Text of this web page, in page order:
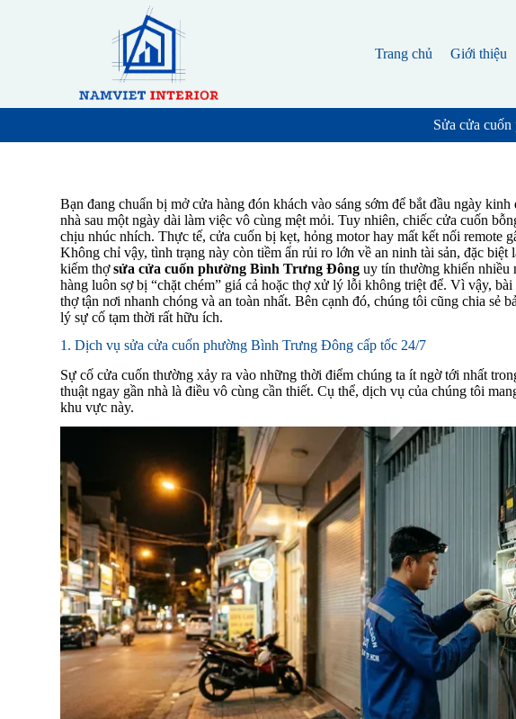
n
Trang chủ Giới thiệu
Sửa cửa
Bạn đang chuẩn bị mở cửa hàng đón khách vào sáng sớm để bắt đầu ngày
nhà sau một ngày dài làm việc vô cùng mệt mỏi. Tuy nhiên, chiếc cửa cuốn
chịu nhúc nhích. Thực tế, cửa cuốn bị kẹt, hỏng motor hay mất kết nối remote
Không chỉ vậy, tình trạng này còn tiềm ẩn rủi ro lớn về an ninh tài sản, đặc
kiếm thợsửa cửa cuốn phường Bình Trưng Đông uy tín thường khiến nhiều
hàng luôn sợ bị “chặt chém” giá cả hoặc thợ xử lý lỗi không triệt để. Vì vậy,
thợ tận nơi nhanh chóng và an toàn nhất. Bên cạnh đó, chúng tôi cũng chia sẻ
lý sự cố tạm thời rất hữu ích.
1. Dịch vụ sửa cửa cuốn phường Bình Trưng Đông cấp tốc 24/7
Sự cố cửa cuốn thường xảy ra vào những thời điểm chúng ta ít ngờ tới nhất
thuật ngay gần nhà là điều vô cùng cần thiết. Cụ thể, dịch vụ của chúng tôi
khu vực này.